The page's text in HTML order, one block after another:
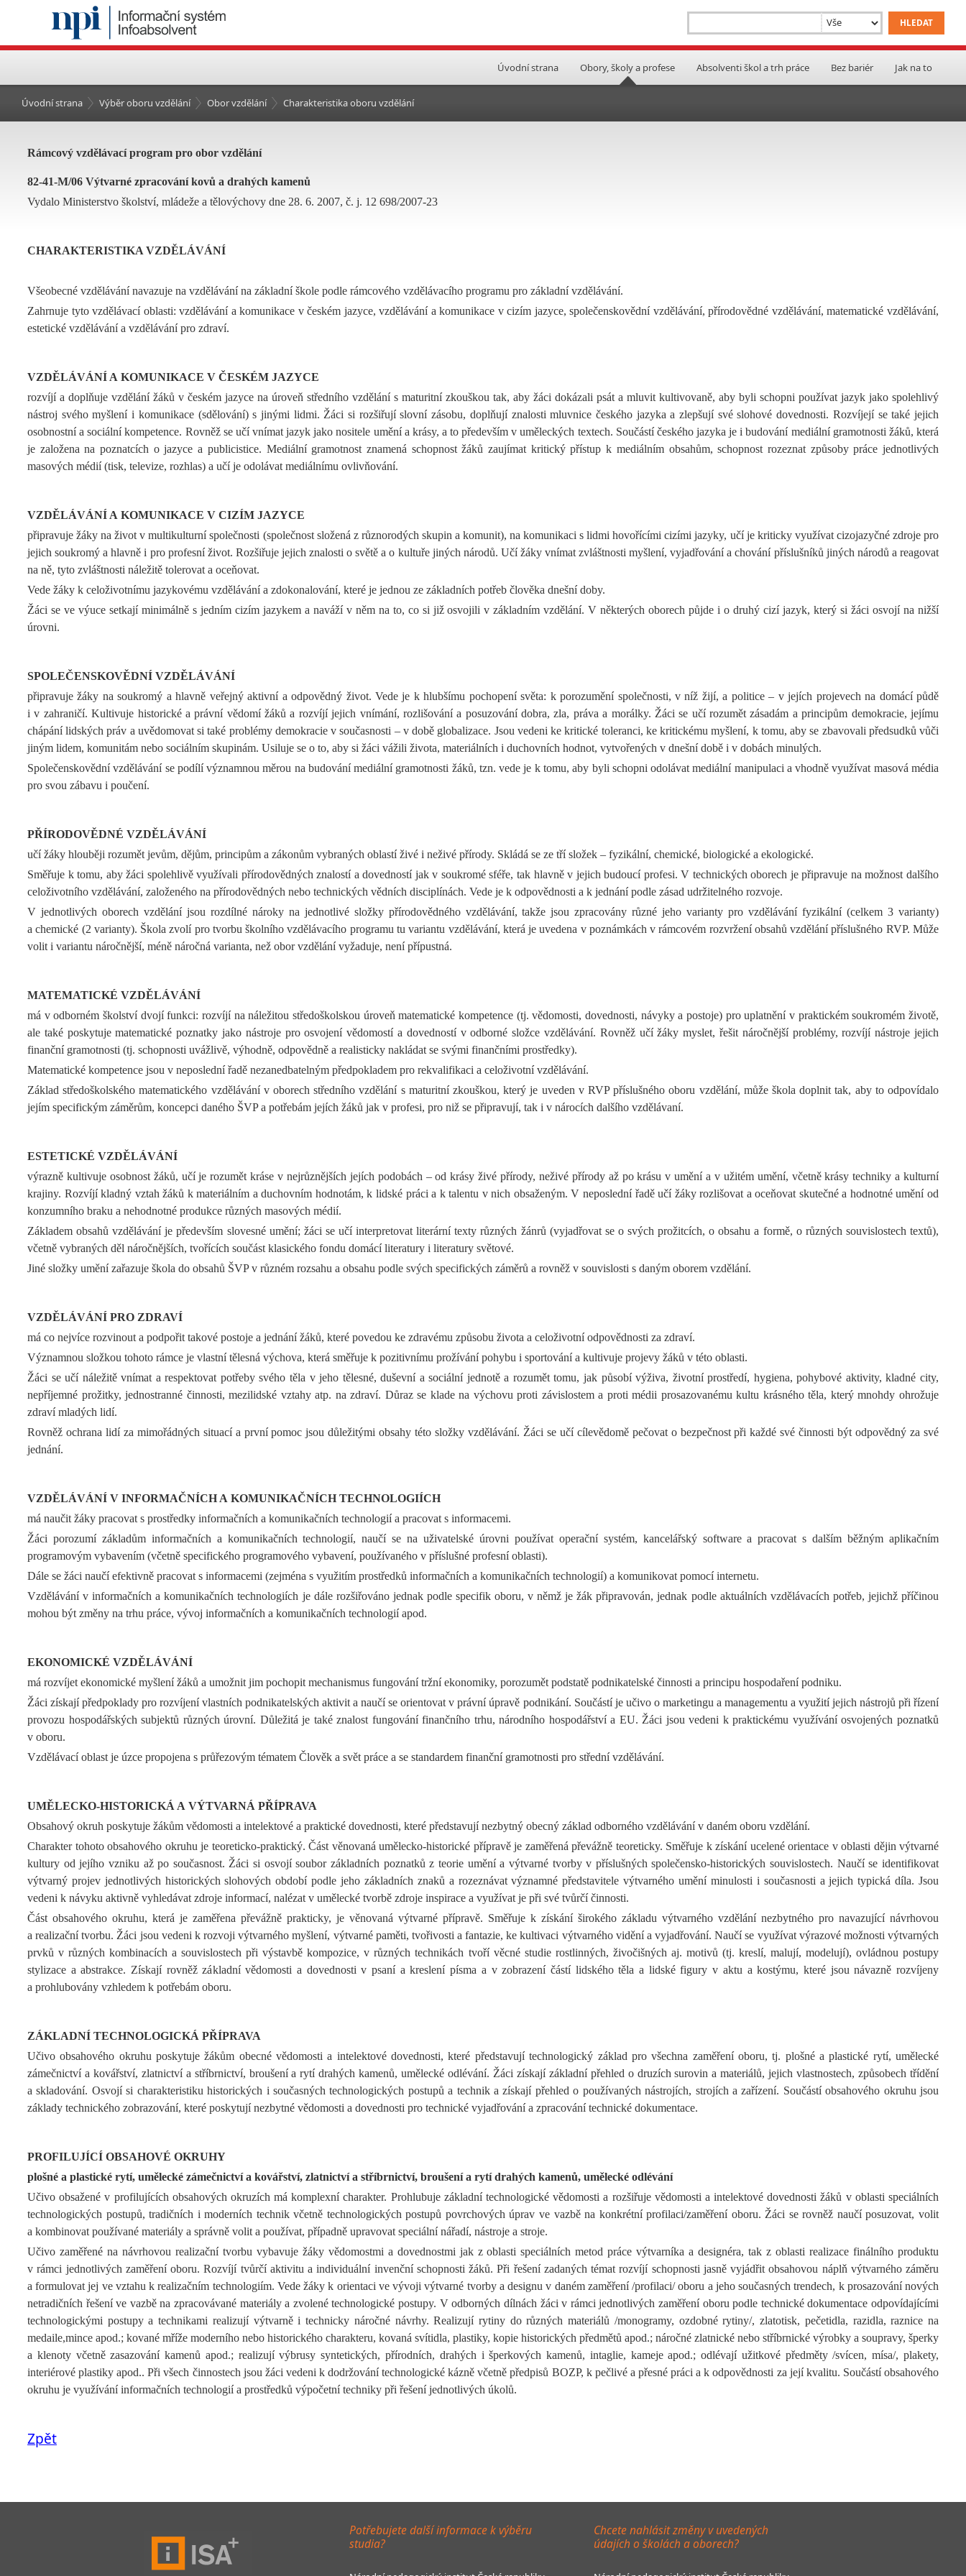
Úvodní strana Obory, školy a profese Absolventi škol a trh práce Bez bariér Jak na to
Úvodní strana Výběr oboru vzdělání Obor vzdělání Charakteristika oboru vzdělání
Rámcový vzdělávací program pro obor vzdělání
82-41-M/06 Výtvarné zpracování kovů a drahých kamenů
Vydalo Ministerstvo školství, mládeže a tělovýchovy dne 28. 6. 2007, č. j. 12 698/2007-23
CHARAKTERISTIKA VZDĚLÁVÁNÍ
Všeobecné vzdělávání navazuje na vzdělávání na základní škole podle rámcového vzdělávacího programu pro základní vzdělávání.
Zahrnuje tyto vzdělávací oblasti: vzdělávání a komunikace v českém jazyce, vzdělávání a komunikace v cizím jazyce, společenskovědní vzdělávání, přírodovědné vzdělávání, matematické vzdělávání,
estetické vzdělávání a vzdělávání pro zdraví.
VZDĚLÁVÁNÍ A KOMUNIKACE V ČESKÉM JAZYCE
rozvíjí a doplňuje vzdělání žáků v českém jazyce na úroveň středního vzdělání s maturitní zkouškou tak, aby žáci dokázali psát a mluvit kultivovaně, aby byli schopni používat jazyk jako spolehlivý
nástroj svého myšlení i komunikace (sdělování) s jinými lidmi. Žáci si rozšiřují slovní zásobu, doplňují znalosti mluvnice českého jazyka a zlepšují své slohové dovednosti. Rozvíjejí se také jejich
osobnostní a sociální kompetence. Rovněž se učí vnímat jazyk jako nositele umění a krásy, a to především v uměleckých textech. Součástí českého jazyka je i budování mediální gramotnosti žáků, která
je založena na poznatcích o jazyce a publicistice. Mediální gramotnost znamená schopnost žáků zaujímat kritický přístup k mediálním obsahům, schopnost rozeznat způsoby práce jednotlivých
masových médií (tisk, televize, rozhlas) a učí je odolávat mediálnímu ovlivňování.
VZDĚLÁVÁNÍ A KOMUNIKACE V CIZÍM JAZYCE
připravuje žáky na život v multikulturní společnosti (společnost složená z různorodých skupin a komunit), na komunikaci s lidmi hovořícími cizími jazyky, učí je kriticky využívat cizojazyčné zdroje pro
jejich soukromý a hlavně i pro profesní život. Rozšiřuje jejich znalosti o světě a o kultuře jiných národů. Učí žáky vnímat zvláštnosti myšlení, vyjadřování a chování příslušníků jiných národů a reagovat
na ně, tyto zvláštnosti náležitě tolerovat a oceňovat.
Vede žáky k celoživotnímu jazykovému vzdělávání a zdokonalování, které je jednou ze základních potřeb člověka dnešní doby.
Žáci se ve výuce setkají minimálně s jedním cizím jazykem a naváží v něm na to, co si již osvojili v základním vzdělání. V některých oborech půjde i o druhý cizí jazyk, který si žáci osvojí na nižší
úrovni.
SPOLEČENSKOVĚDNÍ VZDĚLÁVÁNÍ
připravuje žáky na soukromý a hlavně veřejný aktivní a odpovědný život. Vede je k hlubšímu pochopení světa: k porozumění společnosti, v níž žijí, a politice – v jejích projevech na domácí půdě
i v zahraničí. Kultivuje historické a právní vědomí žáků a rozvíjí jejich vnímání, rozlišování a posuzování dobra, zla, práva a morálky. Žáci se učí rozumět zásadám a principům demokracie, jejímu
chápání lidských práv a uvědomovat si také problémy demokracie v současnosti – v době globalizace. Jsou vedeni ke kritické toleranci, ke kritickému myšlení, k tomu, aby se zbavovali předsudků vůči
jiným lidem, komunitám nebo sociálním skupinám. Usiluje se o to, aby si žáci vážili života, materiálních i duchovních hodnot, vytvořených v dnešní době i v dobách minulých.
Společenskovědní vzdělávání se podílí významnou měrou na budování mediální gramotnosti žáků, tzn. vede je k tomu, aby byli schopni odolávat mediální manipulaci a vhodně využívat masová média
pro svou zábavu i poučení.
PŘÍRODOVĚDNÉ VZDĚLÁVÁNÍ
učí žáky hlouběji rozumět jevům, dějům, principům a zákonům vybraných oblastí živé i neživé přírody. Skládá se ze tří složek – fyzikální, chemické, biologické a ekologické.
Směřuje k tomu, aby žáci spolehlivě využívali přírodovědných znalostí a dovedností jak v soukromé sféře, tak hlavně v jejich budoucí profesi. V technických oborech je připravuje na možnost dalšího
celoživotního vzdělávání, založeného na přírodovědných nebo technických vědních disciplínách. Vede je k odpovědnosti a k jednání podle zásad udržitelného rozvoje.
V jednotlivých oborech vzdělání jsou rozdílné nároky na jednotlivé složky přírodovědného vzdělávání, takže jsou zpracovány různé jeho varianty pro vzdělávání fyzikální (celkem 3 varianty)
a chemické (2 varianty). Škola zvolí pro tvorbu školního vzdělávacího programu tu variantu vzdělávání, která je uvedena v poznámkách v rámcovém rozvržení obsahů vzdělání příslušného RVP. Může
volit i variantu náročnější, méně náročná varianta, než obor vzdělání vyžaduje, není přípustná.
MATEMATICKÉ VZDĚLÁVÁNÍ
má v odborném školství dvojí funkci: rozvíjí na náležitou středoškolskou úroveň matematické kompetence (tj. vědomosti, dovednosti, návyky a postoje) pro uplatnění v praktickém soukromém životě,
ale také poskytuje matematické poznatky jako nástroje pro osvojení vědomostí a dovedností v odborné složce vzdělávání. Rovněž učí žáky myslet, řešit náročnější problémy, rozvíjí nástroje jejich
finanční gramotnosti (tj. schopnosti uvážlivě, výhodně, odpovědně a realisticky nakládat se svými finančními prostředky).
Matematické kompetence jsou v neposlední řadě nezanedbatelným předpokladem pro rekvalifikaci a celoživotní vzdělávání.
Základ středoškolského matematického vzdělávání v oborech středního vzdělání s maturitní zkouškou, který je uveden v RVP příslušného oboru vzdělání, může škola doplnit tak, aby to odpovídalo
jejím specifickým záměrům, koncepci daného ŠVP a potřebám jejích žáků jak v profesi, pro niž se připravují, tak i v nárocích dalšího vzdělávaní.
ESTETICKÉ VZDĚLÁVÁNÍ
výrazně kultivuje osobnost žáků, učí je rozumět kráse v nejrůznějších jejích podobách – od krásy živé přírody, neživé přírody až po krásu v umění a v užitém umění, včetně krásy techniky a kulturní
krajiny. Rozvíjí kladný vztah žáků k materiálním a duchovním hodnotám, k lidské práci a k talentu v nich obsaženým. V neposlední řadě učí žáky rozlišovat a oceňovat skutečné a hodnotné umění od
konzumního braku a nehodnotné produkce různých masových médií.
Základem obsahů vzdělávání je především slovesné umění; žáci se učí interpretovat literární texty různých žánrů (vyjadřovat se o svých prožitcích, o obsahu a formě, o různých souvislostech textů),
včetně vybraných děl náročnějších, tvořících součást klasického fondu domácí literatury i literatury světové.
Jiné složky umění zařazuje škola do obsahů ŠVP v různém rozsahu a obsahu podle svých specifických záměrů a rovněž v souvislosti s daným oborem vzdělání.
VZDĚLÁVÁNÍ PRO ZDRAVÍ
má co nejvíce rozvinout a podpořit takové postoje a jednání žáků, které povedou ke zdravému způsobu života a celoživotní odpovědnosti za zdraví.
Významnou složkou tohoto rámce je vlastní tělesná výchova, která směřuje k pozitivnímu prožívání pohybu i sportování a kultivuje projevy žáků v této oblasti.
Žáci se učí náležitě vnímat a respektovat potřeby svého těla v jeho tělesné, duševní a sociální jednotě a rozumět tomu, jak působí výživa, životní prostředí, hygiena, pohybové aktivity, kladné city,
nepříjemné prožitky, jednostranné činnosti, mezilidské vztahy atp. na zdraví. Důraz se klade na výchovu proti závislostem a proti médii prosazovanému kultu krásného těla, který mnohdy ohrožuje
zdraví mladých lidí.
Rovněž ochrana lidí za mimořádných situací a první pomoc jsou důležitými obsahy této složky vzdělávání. Žáci se učí cílevědomě pečovat o bezpečnost při každé své činnosti být odpovědný za své
jednání.
VZDĚLÁVÁNÍ V INFORMAČNÍCH A KOMUNIKAČNÍCH TECHNOLOGIÍCH
má naučit žáky pracovat s prostředky informačních a komunikačních technologií a pracovat s informacemi.
Žáci porozumí základům informačních a komunikačních technologií, naučí se na uživatelské úrovni používat operační systém, kancelářský software a pracovat s dalším běžným aplikačním
programovým vybavením (včetně specifického programového vybavení, používaného v příslušné profesní oblasti).
Dále se žáci naučí efektivně pracovat s informacemi (zejména s využitím prostředků informačních a komunikačních technologií) a komunikovat pomocí internetu.
Vzdělávání v informačních a komunikačních technologiích je dále rozšiřováno jednak podle specifik oboru, v němž je žák připravován, jednak podle aktuálních vzdělávacích potřeb, jejichž příčinou
mohou být změny na trhu práce, vývoj informačních a komunikačních technologií apod.
EKONOMICKÉ VZDĚLÁVÁNÍ
má rozvíjet ekonomické myšlení žáků a umožnit jim pochopit mechanismus fungování tržní ekonomiky, porozumět podstatě podnikatelské činnosti a principu hospodaření podniku.
Žáci získají předpoklady pro rozvíjení vlastních podnikatelských aktivit a naučí se orientovat v právní úpravě podnikání. Součástí je učivo o marketingu a managementu a využití jejich nástrojů při řízení
provozu hospodářských subjektů různých úrovní. Důležitá je také znalost fungování finančního trhu, národního hospodářství a EU. Žáci jsou vedeni k praktickému využívání osvojených poznatků
v oboru.
Vzdělávací oblast je úzce propojena s průřezovým tématem Člověk a svět práce a se standardem finanční gramotnosti pro střední vzdělávání.
UMĚLECKO-HISTORICKÁ A VÝTVARNÁ PŘÍPRAVA
Obsahový okruh poskytuje žákům vědomosti a intelektové a praktické dovednosti, které představují nezbytný obecný základ odborného vzdělávání v daném oboru vzdělání.
Charakter tohoto obsahového okruhu je teoreticko-praktický. Část věnovaná umělecko-historické přípravě je zaměřená převážně teoreticky. Směřuje k získání ucelené orientace v oblasti dějin výtvarné
kultury od jejího vzniku až po současnost. Žáci si osvojí soubor základních poznatků z teorie umění a výtvarné tvorby v příslušných společensko-historických souvislostech. Naučí se identifikovat
výtvarný projev jednotlivých historických slohových období podle jeho základních znaků a rozeznávat významné představitele výtvarného umění minulosti i současnosti a jejich typická díla. Jsou
vedeni k návyku aktivně vyhledávat zdroje informací, nalézat v umělecké tvorbě zdroje inspirace a využívat je při své tvůrčí činnosti.
Část obsahového okruhu, která je zaměřena převážně prakticky, je věnovaná výtvarné přípravě. Směřuje k získání širokého základu výtvarného vzdělání nezbytného pro navazující návrhovou
a realizační tvorbu. Žáci jsou vedeni k rozvoji výtvarného myšlení, výtvarné paměti, tvořivosti a fantazie, ke kultivaci výtvarného vidění a vyjadřování. Naučí se využívat výrazové možnosti výtvarných
prvků v různých kombinacích a souvislostech při výstavbě kompozice, v různých technikách tvoří věcné studie rostlinných, živočišných aj. motivů (tj. kreslí, malují, modelují), ovládnou postupy
stylizace a abstrakce. Získají rovněž základní vědomosti a dovednosti v psaní a kreslení písma a v zobrazení částí lidského těla a lidské figury v aktu a kostýmu, které jsou návazně rozvíjeny
a prohlubovány vzhledem k potřebám oboru.
ZÁKLADNÍ TECHNOLOGICKÁ PŘÍPRAVA
Učivo obsahového okruhu poskytuje žákům obecné vědomosti a intelektové dovednosti, které představují technologický základ pro všechna zaměření oboru, tj. plošné a plastické rytí, umělecké
zámečnictví a kovářství, zlatnictví a stříbrnictví, broušení a rytí drahých kamenů, umělecké odlévání. Žáci získají základní přehled o druzích surovin a materiálů, jejich vlastnostech, způsobech třídění
a skladování. Osvojí si charakteristiku historických i současných technologických postupů a technik a získají přehled o používaných nástrojích, strojích a zařízení. Součástí obsahového okruhu jsou
základy technického zobrazování, které poskytují nezbytné vědomosti a dovednosti pro technické vyjadřování a zpracování technické dokumentace.
PROFILUJÍCÍ OBSAHOVÉ OKRUHY
plošné a plastické rytí, umělecké zámečnictví a kovářství, zlatnictví a stříbrnictví, broušení a rytí drahých kamenů, umělecké odlévání
Učivo obsažené v profilujících obsahových okruzích má komplexní charakter. Prohlubuje základní technologické vědomosti a rozšiřuje vědomosti a intelektové dovednosti žáků v oblasti speciálních
technologických postupů, tradičních i moderních technik včetně technologických postupů povrchových úprav ve vazbě na konkrétní profilaci/zaměření oboru. Žáci se rovněž naučí posuzovat, volit
a kombinovat používané materiály a správně volit a používat, případně upravovat speciální nářadí, nástroje a stroje.
Učivo zaměřené na návrhovou realizační tvorbu vybavuje žáky vědomostmi a dovednostmi jak z oblasti speciálních metod práce výtvarníka a designéra, tak z oblasti realizace finálního produktu
v rámci jednotlivých zaměření oboru. Rozvíjí tvůrčí aktivitu a individuální invenční schopnosti žáků. Při řešení zadaných témat rozvíjí schopnosti jasně vyjádřit obsahovou náplň výtvarného záměru
a formulovat jej ve vztahu k realizačním technologiím. Vede žáky k orientaci ve vývoji výtvarné tvorby a designu v daném zaměření /profilaci/ oboru a jeho současných trendech, k prosazování nových
netradičních řešení ve vazbě na zpracovávané materiály a zvolené technologické postupy. V odborných dílnách žáci v rámci jednotlivých zaměření oboru podle technické dokumentace odpovídajícími
technologickými postupy a technikami realizují výtvarně i technicky náročné návrhy. Realizují rytiny do různých materiálů /monogramy, ozdobné rytiny/, zlatotisk, pečetidla, razidla, raznice na
medaile,mince apod.; kované mříže moderního nebo historického charakteru, kovaná svítidla, plastiky, kopie historických předmětů apod.; náročné zlatnické nebo stříbrnické výrobky a soupravy, šperky
a klenoty včetně zasazování kamenů apod.; realizují výbrusy syntetických, přírodních, drahých i šperkových kamenů, intaglie, kameje apod.; odlévají užitkové předměty /svícen, mísa/, plakety,
interiérové plastiky apod.. Při všech činnostech jsou žáci vedeni k dodržování technologické kázně včetně předpisů BOZP, k pečlivé a přesné práci a k odpovědnosti za její kvalitu. Součástí obsahového
okruhu je využívání informačních technologií a prostředků výpočetní techniky při řešení jednotlivých úkolů.
Zpět
Potřebujete další informace k výběru
studia?
Chcete nahlásit změny v uvedených
údajích o školách a oborech?